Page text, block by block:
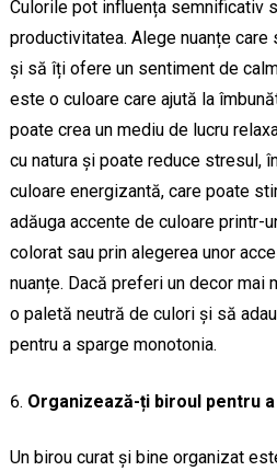
Culorile pot influența semnificativ
productivitatea. Alege nuanțe
și să îți ofere un sentiment de
este o culoare care ajută la
poate crea un mediu de lucru
cu natura și poate reduce stresul,
culoare energizantă, care poate
adăuga accente de culoare printr-
colorat sau prin alegerea unor
nuanțe. Dacă preferi un decor mai
o paletă neutră de culori și să
pentru a sparge monotonia.
Organizează-ți biroul pentru
Un birou curat și bine organizat